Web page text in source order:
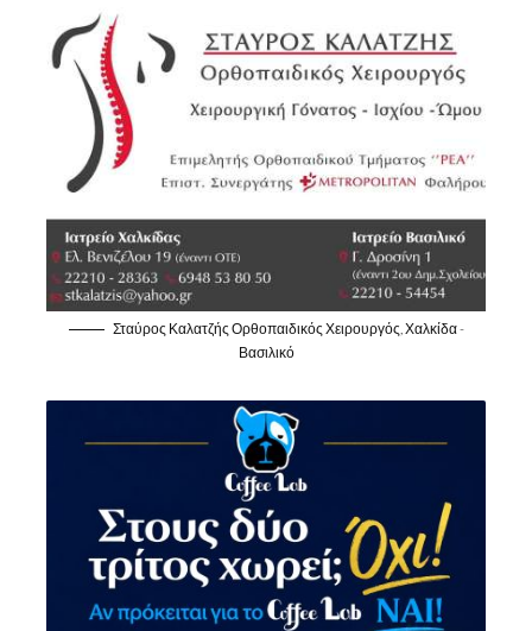
Σταύρος Καλατζής Ορθοπαιδικός Χειρουργός, Χαλκίδα -
Βασιλικό